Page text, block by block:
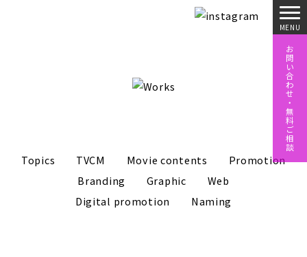
お
問
い
合
わ
せ
・
無
料
ご
相
談
Topics TVCM Movie contents
Promotion
Branding
Graphic
Web
Digital promotion
Naming